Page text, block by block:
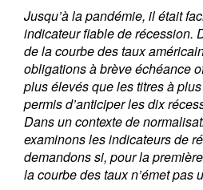
Jusqu’à la pandémie, il était
indicateur fiable de récession.
de la courbe des taux
obligations à brève échéance
plus élevés que les titres à
permis d’anticiper les dix
Dans un contexte de
examinons les indicateurs de
demandons si, pour la
la courbe des taux n’émet pas